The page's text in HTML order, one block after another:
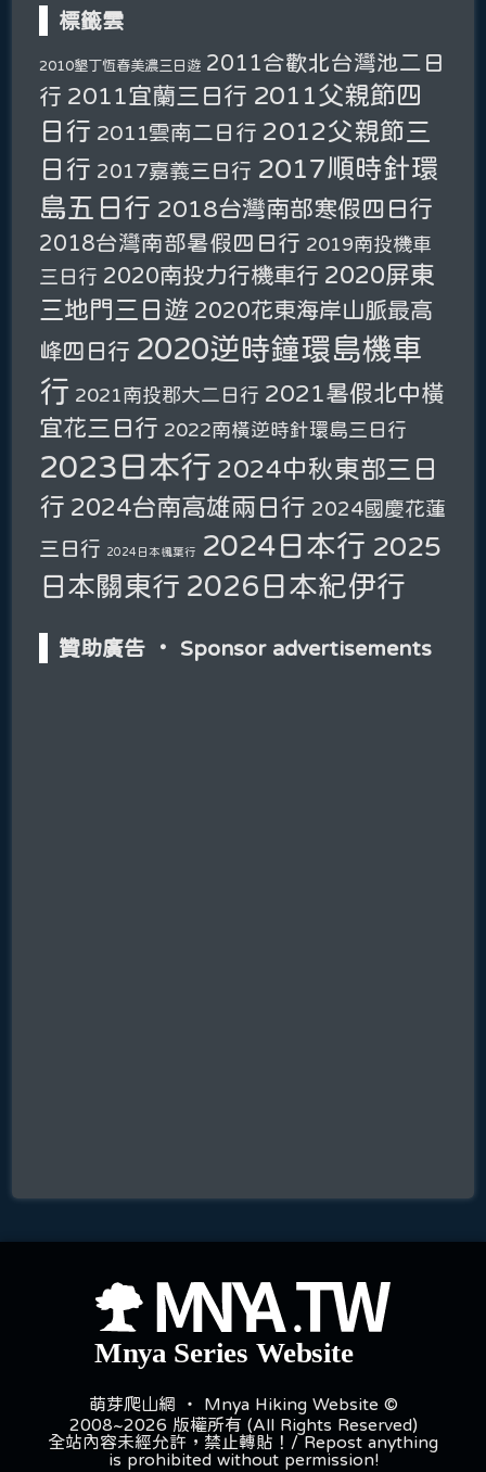
標籤雲
2010墾丁恆春美濃三日遊 2011合歡北台灣池二日
行 2011宜蘭三日行 2011父親節四
日行 2011雲南二日行 2012父親節三
日行 2017嘉義三日行 2017順時針環
島五日行 2018台灣南部寒假四日行
2018台灣南部暑假四日行 2019南投機車
三日行 2020南投力行機車行 2020屏東
三地門三日遊 2020花東海岸山脈最高
峰四日行 2020逆時鐘環島機車
行 2021南投郡大二日行 2021暑假北中橫
宜花三日行 2022南橫逆時針環島三日行
2023日本行 2024中秋東部三日
行 2024台南高雄兩日行 2024國慶花蓮
三日行 2024日本楓葉行 2024日本行 2025
日本關東行 2026日本紀伊行
贊助廣告 ‧ Sponsor advertisements
萌芽爬山網 ‧ Mnya Hiking Website ©
2008~2026 版權所有 (All Rights Reserved)
全站內容未經允許，禁止轉貼！/ Repost anything
is prohibited without permission!